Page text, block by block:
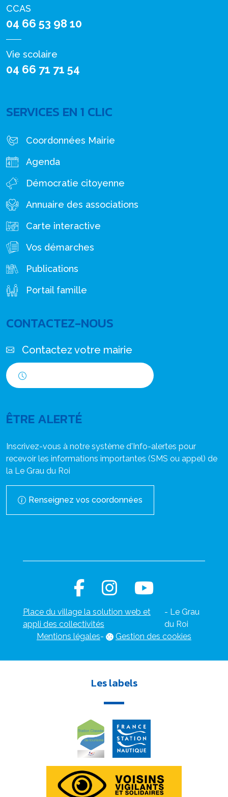
CCAS
04 66 53 98 10
Vie scolaire
04 66 71 71 54
SERVICES EN 1 CLIC
Coordonnées Mairie
Agenda
Démocratie citoyenne
Annuaire des associations
Carte interactive
Vos démarches
Publications
Portail famille
CONTACTEZ-NOUS
Contactez votre mairie
ÊTRE ALERTÉ
Inscrivez-vous à notre système d'Info-alertes pour
recevoir les informations importantes (SMS ou appel) de
la Le Grau du Roi
Renseignez vos coordonnées
Place du village la solution web et
appli des collectivités
- Le Grau
du Roi
Mentions légales- Gestion des cookies
Les labels